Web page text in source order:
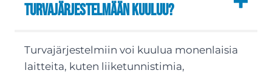
turvajärjestelmään kuuluu?
Turvajärjestelmiin voi kuulua monenlaisia
laitteita, kuten liiketunnistimia,